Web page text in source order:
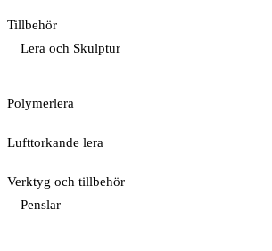
Tillbehör
Lera och Skulptur
Polymerlera
Lufttorkande lera
Verktyg och tillbehör
Penslar